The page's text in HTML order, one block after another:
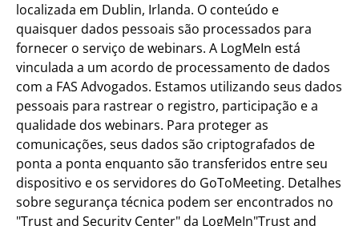
localizada em Dublin, Irlanda. O conteúdo e
quaisquer dados pessoais são processados para
fornecer o serviço de webinars. A LogMeIn está
vinculada a um acordo de processamento de dados
com a FAS Advogados. Estamos utilizando seus dados
pessoais para rastrear o registro, participação e a
qualidade dos webinars. Para proteger as
comunicações, seus dados são criptografados de
ponta a ponta enquanto são transferidos entre seu
dispositivo e os servidores do GoToMeeting. Detalhes
sobre segurança técnica podem ser encontrados no
"Trust and Security Center" da LogMeIn"Trust and